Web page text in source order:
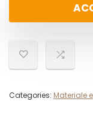
Categories: Materiale